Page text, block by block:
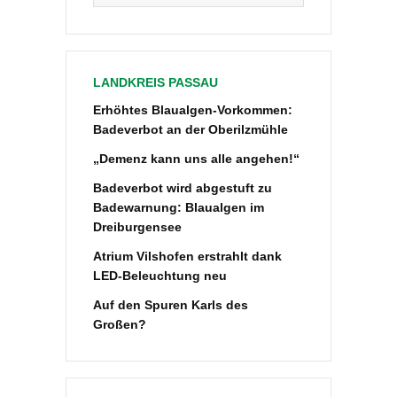
LANDKREIS PASSAU
Erhöhtes Blaualgen-Vorkommen:
Badeverbot an der Oberilzmühle
„Demenz kann uns alle angehen!“
Badeverbot wird abgestuft zu
Badewarnung: Blaualgen im
Dreiburgensee
Atrium Vilshofen erstrahlt dank
LED-Beleuchtung neu
Auf den Spuren Karls des
Großen?